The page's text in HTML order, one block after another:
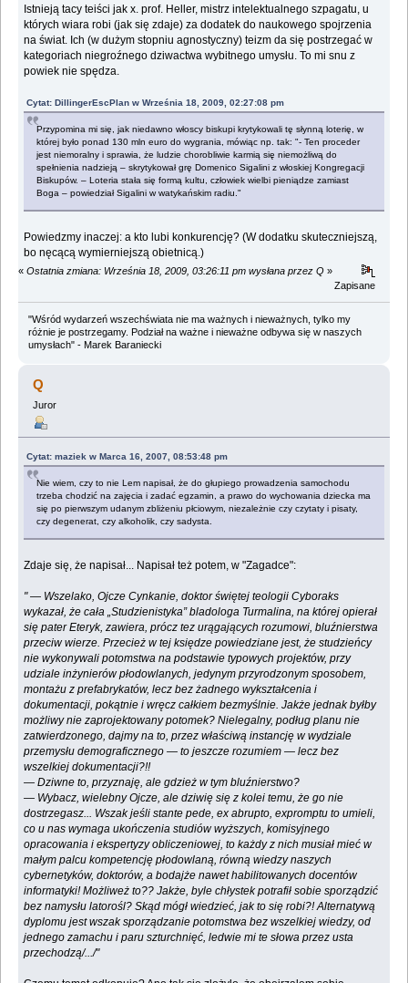
Istnieją tacy teiści jak x. prof. Heller, mistrz intelektualnego szpagatu, u
których wiara robi (jak się zdaje) za dodatek do naukowego spojrzenia
na świat. Ich (w dużym stopniu agnostyczny) teizm da się postrzegać w
kategoriach niegroźnego dziwactwa wybitnego umysłu. To mi snu z
powiek nie spędza.
Cytat: DillingerEscPlan w Września 18, 2009, 02:27:08 pm
Przypomina mi się, jak niedawno włoscy biskupi krytykowali tę słynną loterię, w
której było ponad 130 mln euro do wygrania, mówiąc np. tak: "- Ten proceder
jest niemoralny i sprawia, że ludzie chorobliwie karmią się niemożliwą do
spełnienia nadzieją – skrytykował grę Domenico Sigalini z włoskiej Kongregacji
Biskupów. – Loteria stała się formą kultu, człowiek wielbi pieniądze zamiast
Boga – powiedział Sigalini w watykańskim radiu."
Powiedzmy inaczej: a kto lubi konkurencję? (W dodatku skuteczniejszą,
bo nęcącą wymierniejszą obietnicą.)
« Ostatnia zmiana: Września 18, 2009, 03:26:11 pm wysłana przez Q »
Zapisane
"Wśród wydarzeń wszechświata nie ma ważnych i nieważnych, tylko my
różnie je postrzegamy. Podział na ważne i nieważne odbywa się w naszych
umysłach" - Marek Baraniecki
Q
Juror
Cytat: maziek w Marca 16, 2007, 08:53:48 pm
Nie wiem, czy to nie Lem napisał, że do głupiego prowadzenia samochodu
trzeba chodzić na zajęcia i zadać egzamin, a prawo do wychowania dziecka ma
się po pierwszym udanym zbliżeniu płciowym, niezależnie czy czytaty i pisaty,
czy degenerat, czy alkoholik, czy sadysta.
Zdaje się, że napisał... Napisał też potem, w "Zagadce":
" — Wszelako, Ojcze Cynkanie, doktor świętej teologii Cyboraks
wykazał, że cała „Studzienistyka” bladologa Turmalina, na której opierał
się pater Eteryk, zawiera, prócz tez urągających rozumowi, bluźnierstwa
przeciw wierze. Przecież w tej księdze powiedziane jest, że studzieńcy
nie wykonywali potomstwa na podstawie typowych projektów, przy
udziale inżynierów płodowlanych, jedynym przyrodzonym sposobem,
montażu z prefabrykatów, lecz bez żadnego wykształcenia i
dokumentacji, pokątnie i wręcz całkiem bezmyślnie. Jakże jednak byłby
możliwy nie zaprojektowany potomek? Nielegalny, podług planu nie
zatwierdzonego, dajmy na to, przez właściwą instancję w wydziale
przemysłu demograficznego — to jeszcze rozumiem — lecz bez
wszelkiej dokumentacji?!!
— Dziwne to, przyznaję, ale gdzież w tym bluźnierstwo?
— Wybacz, wielebny Ojcze, ale dziwię się z kolei temu, że go nie
dostrzegasz... Wszak jeśli stante pede, ex abrupto, expromptu to umieli,
co u nas wymaga ukończenia studiów wyższych, komisyjnego
opracowania i ekspertyzy obliczeniowej, to każdy z nich musiał mieć w
małym palcu kompetencję płodowlaną, równą wiedzy naszych
cybernetyków, doktorów, a bodajże nawet habilitowanych docentów
informatyki! Możliweż to?? Jakże, byle chłystek potrafił sobie sporządzić
bez namysłu latorośl? Skąd mógł wiedzieć, jak to się robi?! Alternatywą
dyplomu jest wszak sporządzanie potomstwa bez wszelkiej wiedzy, od
jednego zamachu i paru szturchnięć, ledwie mi te słowa przez usta
przechodzą/.../"